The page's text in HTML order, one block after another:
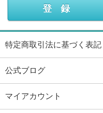
特定商取引法に基づく表記
公式ブログ
マイアカウント